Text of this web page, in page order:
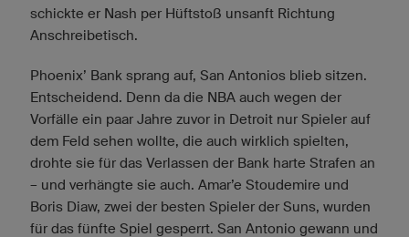
schickte er Nash per Hüftstoß unsanft Richtung
Anschreibetisch.
Phoenix’ Bank sprang auf, San Antonios blieb sitzen.
Entscheidend. Denn da die NBA auch wegen der
Vorfälle ein paar Jahre zuvor in Detroit nur Spieler auf
dem Feld sehen wollte, die auch wirklich spielten,
drohte sie für das Verlassen der Bank harte Strafen an
– und verhängte sie auch. Amar’e Stoudemire und
Boris Diaw, zwei der besten Spieler der Suns, wurden
für das fünfte Spiel gesperrt. San Antonio gewann und